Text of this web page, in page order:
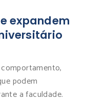
expandem
podem
a faculdade.